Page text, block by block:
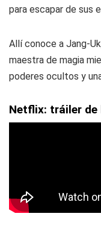
para escapar de sus
Allí conoce a Jang-
maestra de magia
poderes ocultos y
Netflix: tráiler de